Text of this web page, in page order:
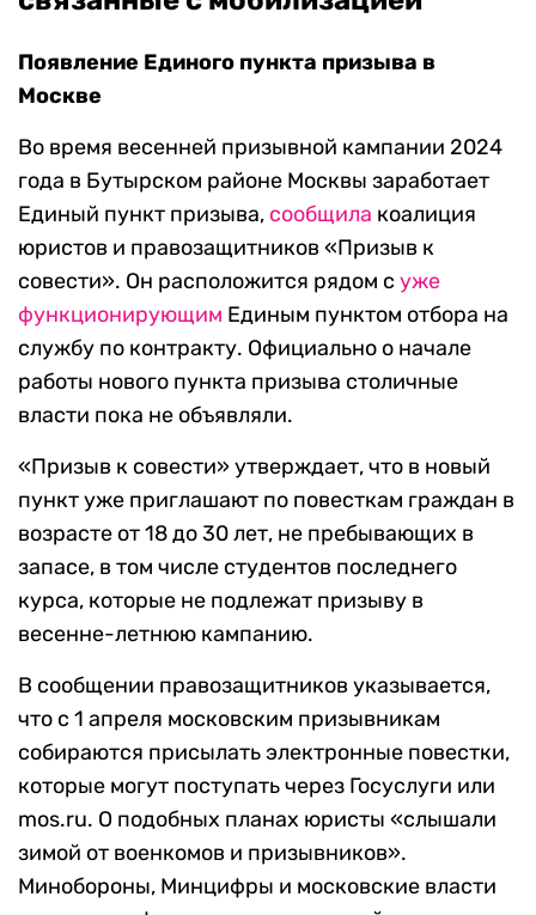
Появление Единого пункта призыва в
Москве
Во время весенней призывной кампании 2024
года в Бутырском районе Москвы заработает
Единый пункт призыва, сообщила коалиция
юристов и правозащитников «Призыв к
совести». Он расположится рядом с уже
функционирующим Единым пунктом отбора на
службу по контракту. Официально о начале
работы нового пункта призыва столичные
власти пока не объявляли.
«Призыв к совести» утверждает, что в новый
пункт уже приглашают по повесткам граждан в
возрасте от 18 до 30 лет, не пребывающих в
запасе, в том числе студентов последнего
курса, которые не подлежат призыву в
весенне-летнюю кампанию.
В сообщении правозащитников указывается,
что с 1 апреля московским призывникам
собираются присылать электронные повестки,
которые могут поступать через Госуслуги или
mos.ru. О подобных планах юристы «слышали
зимой от военкомов и призывников».
Минобороны, Минцифры и московские власти